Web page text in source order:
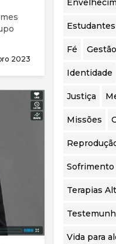
2023
Estudantes
Fé
Identidade
Justiça
Missões
Sofrimento
Terapias
Vida para